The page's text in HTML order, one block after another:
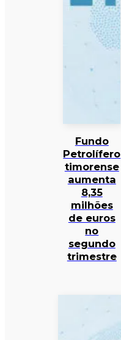
Fundo
Petrolífero
timorense
aumenta
8,35
milhões
de euros
no
segundo
trimestre